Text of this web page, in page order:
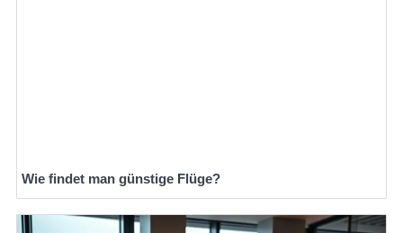
Wie findet man günstige Flüge?